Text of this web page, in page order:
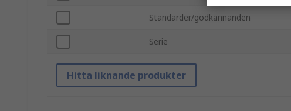
Standarder/godkännanden
Serie
Hitta liknande produkter